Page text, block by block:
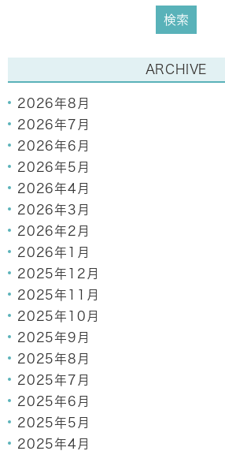
ARCHIVE
2026年8月
2026年7月
2026年6月
2026年5月
2026年4月
2026年3月
2026年2月
2026年1月
2025年12月
2025年11月
2025年10月
2025年9月
2025年8月
2025年7月
2025年6月
2025年5月
2025年4月